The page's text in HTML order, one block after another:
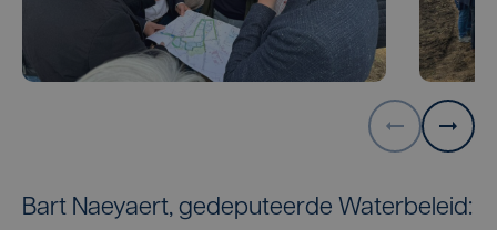
Bart Naeyaert, gedeputeerde Waterbeleid: